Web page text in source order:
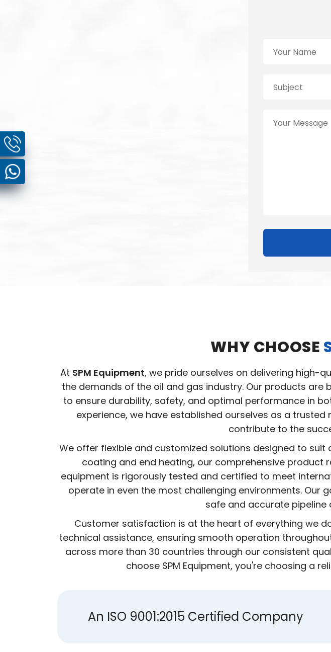
WHY CHOOSE
At SPM Equipment, we pride ourselves on delivering high-
the demands of the oil and gas industry. Our products
to ensure durability, safety, and optimal performance in
experience, we have established ourselves as a
contribute to the
We offer flexible and customized solutions designed to
coating and end heating, our comprehensive product
equipment is rigorously tested and certified to meet
operate in even the most challenging environments.
safe and accurate
Customer satisfaction is at the heart of everything we
technical assistance, ensuring smooth operation
across more than 30 countries through our consistent
choose SPM Equipment, you're choosing a
An ISO 9001:2015 Certified Company